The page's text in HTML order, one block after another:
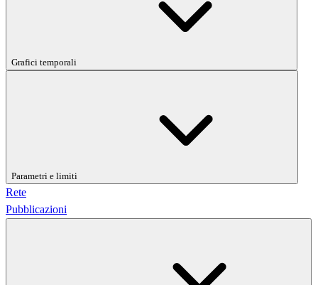
Grafici temporali
Parametri e limiti
Rete
Pubblicazioni